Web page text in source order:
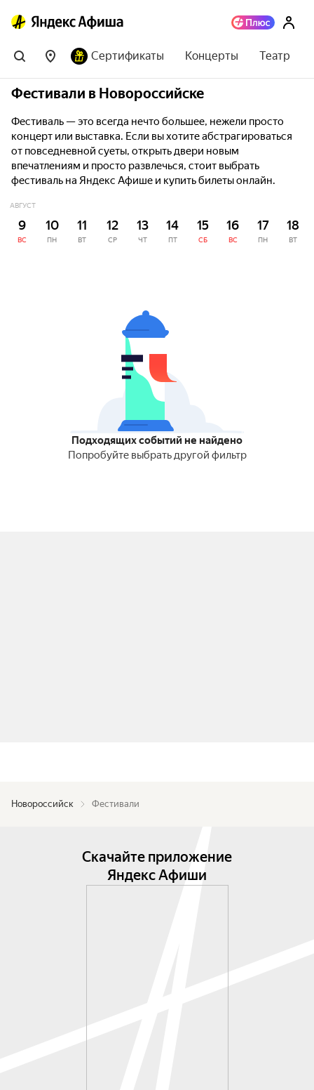
Сертификаты Концерты Театр
Фестивали в Новороссийске
Фестиваль — это всегда нечто большее, нежели просто
концерт или выставка. Если вы хотите абстрагироваться
от повседневной суеты, открыть двери новым
впечатлениям и просто развлечься, стоит выбрать
фестиваль на Яндекс Афише и купить билеты онлайн.
АВГУСТ
9
ВС
10
ПН
11
ВТ
12
СР
13
ЧТ
14
ПТ
15
СБ
16
ВС
17
ПН
18
ВТ
Подходящих событий не найдено
Попробуйте выбрать другой фильтр
Новороссийск Фестивали
Скачайте приложение
Яндекс Афиши